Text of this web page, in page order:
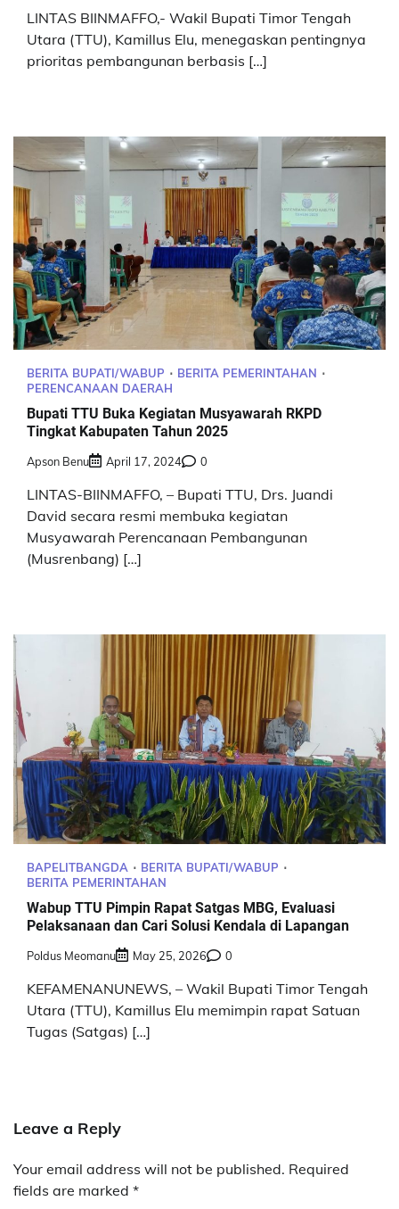
LINTAS BIINMAFFO,- Wakil Bupati Timor Tengah
Utara (TTU), Kamillus Elu, menegaskan pentingnya
prioritas pembangunan berbasis […]
BERITA BUPATI/WABUP
BERITA PEMERINTAHAN
PERENCANAAN DAERAH
Bupati TTU Buka Kegiatan Musyawarah RKPD
Tingkat Kabupaten Tahun 2025
Apson Benu April 17, 2024 0
LINTAS-BIINMAFFO, – Bupati TTU, Drs. Juandi
David secara resmi membuka kegiatan
Musyawarah Perencanaan Pembangunan
(Musrenbang) […]
BAPELITBANGDA
BERITA BUPATI/WABUP
BERITA PEMERINTAHAN
Wabup TTU Pimpin Rapat Satgas MBG, Evaluasi
Pelaksanaan dan Cari Solusi Kendala di Lapangan
Poldus Meomanu May 25, 2026 0
KEFAMENANUNEWS, – Wakil Bupati Timor Tengah
Utara (TTU), Kamillus Elu memimpin rapat Satuan
Tugas (Satgas) […]
Leave a Reply
Your email address will not be published. Required
fields are marked *